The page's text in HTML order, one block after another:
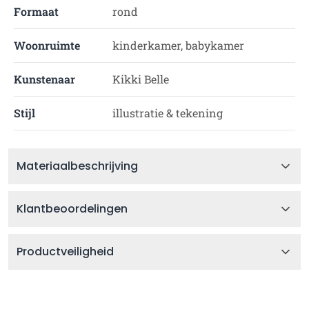
Formaat rond
Woonruimte kinderkamer, babykamer
Kunstenaar Kikki Belle
Stijl illustratie & tekening
Materiaalbeschrijving
Klantbeoordelingen
Productveiligheid